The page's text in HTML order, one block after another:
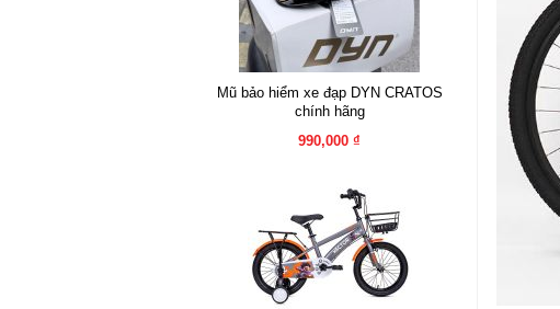
Mũ bảo hiểm xe đạp DYN CRATOS
chính hãng
990,000 ₫